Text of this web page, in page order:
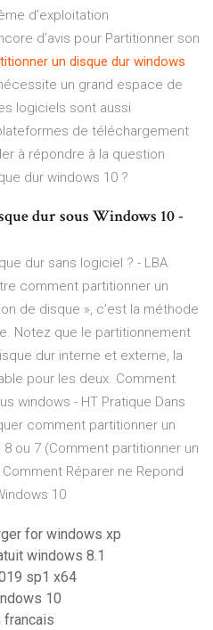
d’exploitation
d’avis pour Partitionner son
un disque dur windows
un grand espace de
logiciels sont aussi
de téléchargement
à répondre à la question
dur windows 10 ?
dur sous Windows 10 -
dur sans logiciel ? - LBA
comment partitionner un
de disque », c’est la méthode
Notez que le partitionnement
dur interne et externe, la
pour les deux. Comment
windows - HT Pratique Dans
comment partitionner un
ou 7 (Comment partitionner un
Réparer ne Repond
10
for windows xp
windows 8.1
sp1 x64
10
francais